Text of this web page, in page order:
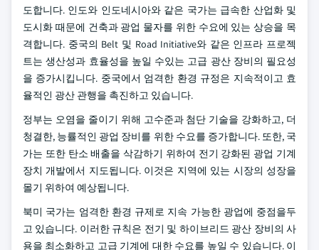
도합니다. 인도와 인도네시아와 같은 국가는 급속한 산업화 및
도시화 때문에 건축과 광업 물자를 위한 수요에 있는 상승을 목
격합니다. 중국의 Belt 및 Road Initiative와 같은 인프라 프로젝
트는 생산성과 효율성을 높일 수있는 고급 광산 장비의 필요성
을 증가시킵니다. 중국에서 엄격한 환경 규정은 지속적이고 효
율적인 광산 관행을 촉진하고 있습니다.
정부는 오염을 줄이기 위해 고수준과 첨단 기술을 강화하고, 더
청결한, 능률적인 광업 장비를 위한 수요를 증가합니다. 또한, 국
가는 또한 탄소 배출을 삭감하기 위하여 전기 강화된 광업 기계
장치 개발에서 지도됩니다. 이것은 지역에 있는 시장의 성장을
몰기 위하여 예상됩니다.
북미 국가는 엄격한 환경 규제로 지속 가능한 광업에 중점을두
고 있습니다. 이러한 규칙은 전기 및 하이브리드 광산 장비의 사
용을 최소화하고 고급 기계에 대한 수요를 높일 수 있습니다. 이